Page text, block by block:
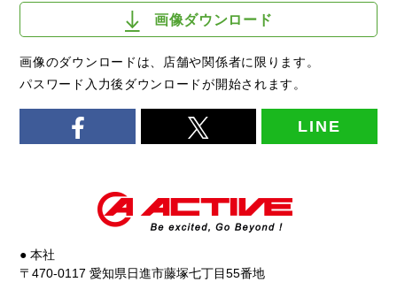
画像ダウンロード
画像のダウンロードは、店舗や関係者に限ります。
パスワード入力後ダウンロードが開始されます。
LINE
● 本社
〒470-0117 愛知県日進市藤塚七丁目55番地